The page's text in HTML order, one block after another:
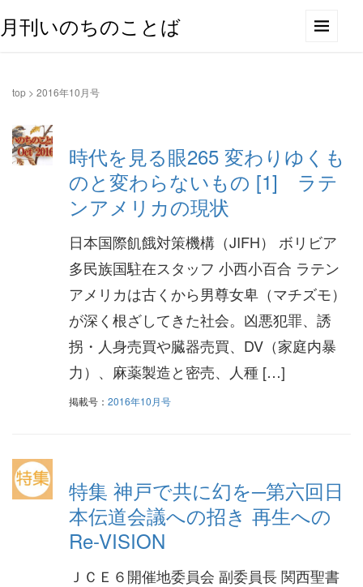
月刊いのちのことば
top > 2016年10月号
時代を見る眼265 変わりゆくも
のと変わらないもの [1] ラテ
ンアメリカの現状
日本国際飢餓対策機構（JIFH） ボリビア
多民族国駐在スタッフ 小西小百合 ラテン
アメリカは古くから男尊女卑（マチズモ）
が深く根ざしてきた社会。凶悪犯罪、誘
拐・人身売買や臓器売買、DV（家庭内暴
力）、麻薬製造と密売、人種 […]
掲載号： 2016年10月号
特集 神戸で共に幻を─第六回日
本伝道会議への招き 再生への
Re-VISION
ＪＣＥ６開催地委員会 副委員長 関西聖書